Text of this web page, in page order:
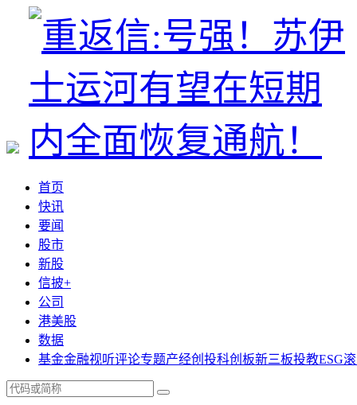
首页
快讯
要闻
股市
新股
信披+
公司
港美股
数据
基金金融视听评论专题产经创投科创板新三板投教ESG